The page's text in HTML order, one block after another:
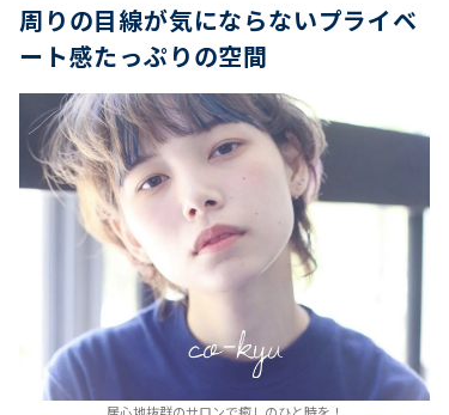
周りの目線が気にならないプライベ
ート感たっぷりの空間
居心地抜群のサロンで癒しのひと時を！